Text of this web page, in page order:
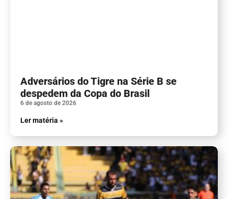
Adversários do Tigre na Série B se
despedem da Copa do Brasil
6 de agosto de 2026
Ler matéria »